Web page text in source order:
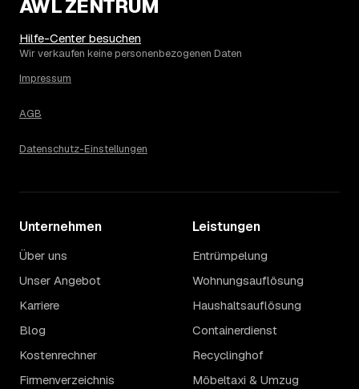
AWL ZENTRUM
Hilfe-Center besuchen
Wir verkaufen keine personenbezogenen Daten
Impressum
AGB
Datenschutz-Einstellungen
Unternehmen
Über uns
Unser Angebot
Karriere
Blog
Kostenrechner
Firmenverzeichnis
Leistungen
Entrümpelung
Wohnungsauflösung
Haushaltsauflösung
Containerdienst
Recyclinghof
Möbeltaxi & Umzug